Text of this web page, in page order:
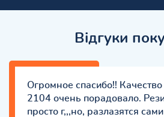
Відгуки
Огромное спасибо!!
2104 очень порадовало.
просто г,,,но, разлазятся